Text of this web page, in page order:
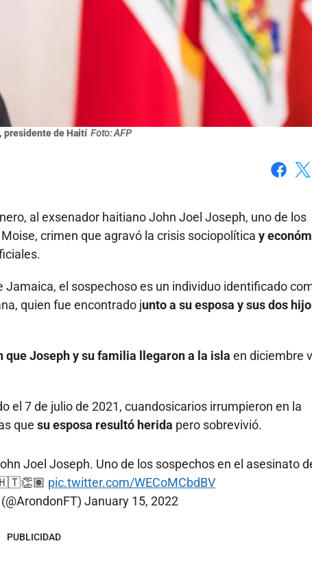
presidente de Haití Foto: AFP
al exsenador haitiano John Joel Joseph, uno de los
crimen que agravó la crisis sociopolítica y
Jamaica, el sospechoso es un individuo identificado
quien fue encontrado junto a su esposa y sus dos
que Joseph y su familia llegaron a la isla en diciembre
el 7 de julio de 2021, cuandosicarios irrumpieron en la
que su esposa resultó herida pero sobrevivió.
Joel Joseph. Uno de los sospechos en el asesinato
🇭🇹👏🏽 pic.twitter.com/WECoMCbdBV
January 15, 2022
PUBLICIDAD